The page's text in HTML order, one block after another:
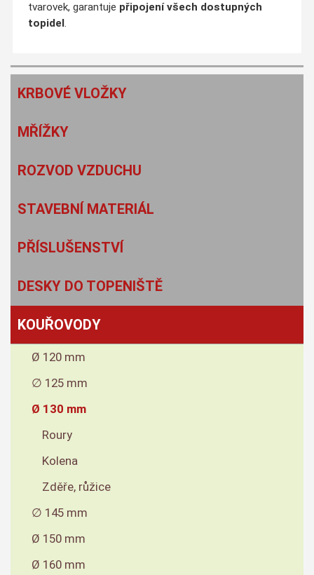
tvarovek, garantuje připojení všech dostupných
topidel .
KRBOVÉ VLOŽKY
MŘÍŽKY
ROZVOD VZDUCHU
STAVEBNÍ MATERIÁL
PŘÍSLUŠENSTVÍ
DESKY DO TOPENIŠTĚ
KOUŘOVODY
Ø 120 mm
∅ 125 mm
Ø 130 mm
Roury
Kolena
Zděře, růžice
∅ 145 mm
Ø 150 mm
Ø 160 mm